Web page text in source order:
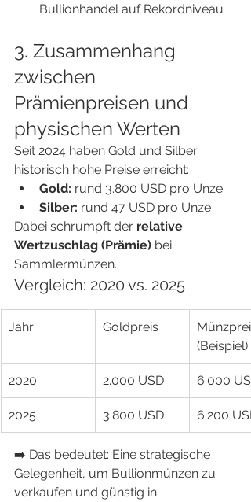
Bullionhandel auf Rekordniveau
3. Zusammenhang
zwischen
Prämienpreisen und
physischen Werten
Seit 2024 haben Gold und Silber
historisch hohe Preise erreicht:
Gold: rund 3.800 USD pro Unze
Silber: rund 47 USD pro Unze
Dabei schrumpft der relative
Wertzuschlag (Prämie) bei
Sammlermünzen.
Vergleich: 2020 vs. 2025
Jahr Goldpreis
(Beispiel)
2020 2.000 USD 6.000
2025 3.800 USD 6.200 USD
➡️ Das bedeutet: Eine strategische
Gelegenheit, um Bullionmünzen zu
verkaufen und günstig in